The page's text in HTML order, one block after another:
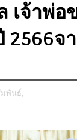
เจ้าพ่อ
2566จ
พันธ์,